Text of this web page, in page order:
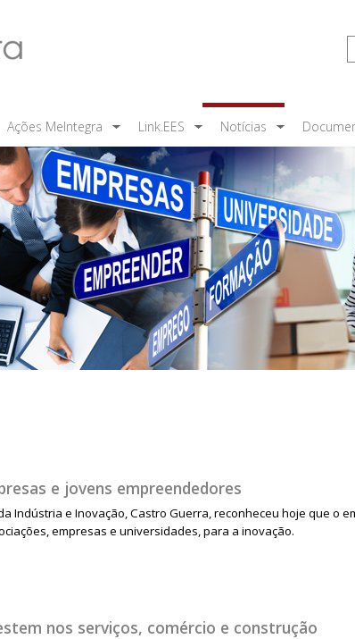
Ações MeIntegra Link.EES Notícias
e jovens empreendedores
Indústria e Inovação, Castro Guerra, reconheceu hoje que o
empresas e universidades, para a inovação.
nos serviços, comércio e construção